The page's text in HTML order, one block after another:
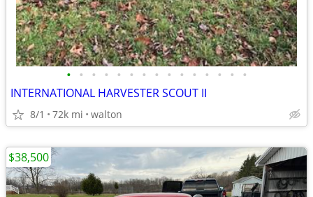
• • • • • • • • • • • • • • •
INTERNATIONAL HARVESTER SCOUT II
8/1 72k mi walton
$38,500